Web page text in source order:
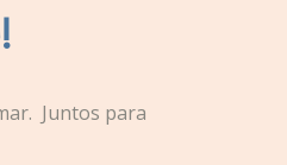
Juntos para